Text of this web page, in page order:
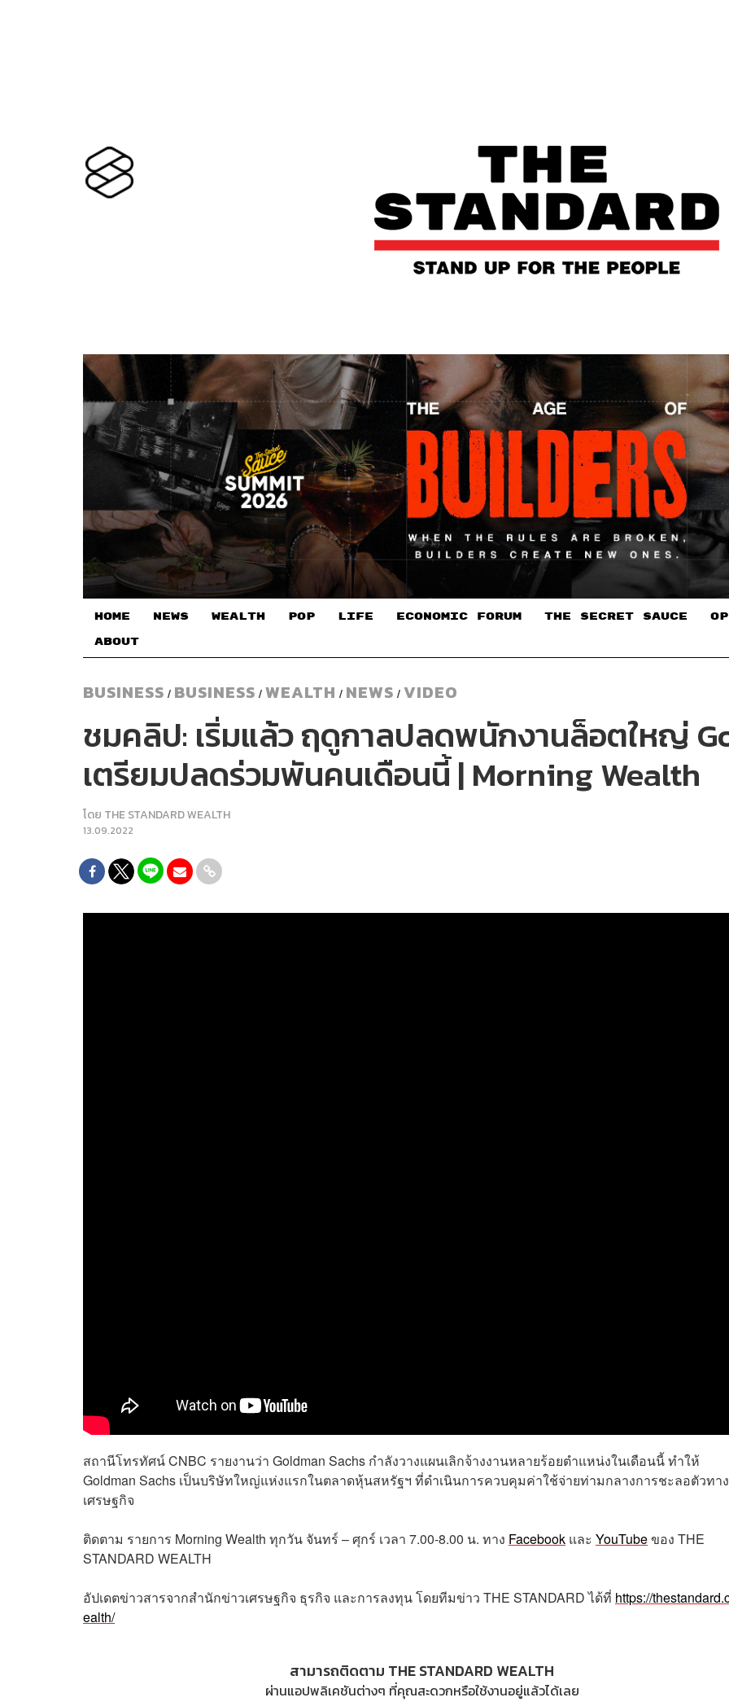
HOME NEWS WEALTH POP LIFE ECONOMIC FORUM THE SECRET SAUCE​
ABOUT
BUSINESS / BUSINESS / WEALTH / NEWS / VIDEO
ชมคลิป: เริ่มแล้ว ฤดูกาลปลดพนักงานล็อตใหญ่
เตรียมปลดร่วมพันคนเดือนนี้ | Morning Wealth
โดย THE STANDARD WEALTH
13.09.2022
สถานีโทรทัศน์ CNBC รายงานว่า Goldman Sachs กำลังวางแผนเลิกจ้างงานหลายร้อยตำแหน่งในเดือนนี้ ทำให้
Goldman Sachs เป็นบริษัทใหญ่แห่งแรกในตลาดหุ้นสหรัฐฯ ที่ดำเนินการควบคุมค่าใช้จ่ายท่ามกลางการชะลอตัวทาง
เศรษฐกิจ
ติดตาม รายการ Morning Wealth ทุกวัน จันทร์ –ศุกร์ เวลา 7.00-8.00 น. ทาง Facebook และ YouTubeของ THE
STANDARD WEALTH
อัปเดตข่าวสารจากสำนักข่าวเศรษฐกิจ ธุรกิจ และการลงทุน โดยทีมข่าว THE STANDARDได้ที่ https://
ealth/
สามารถติดตาม THE STANDARD WEALTH
ผ่านแอปพลิเคชันต่างๆ ที่คุณสะดวกหรือใช้งานอยู่แล้วได้เลย